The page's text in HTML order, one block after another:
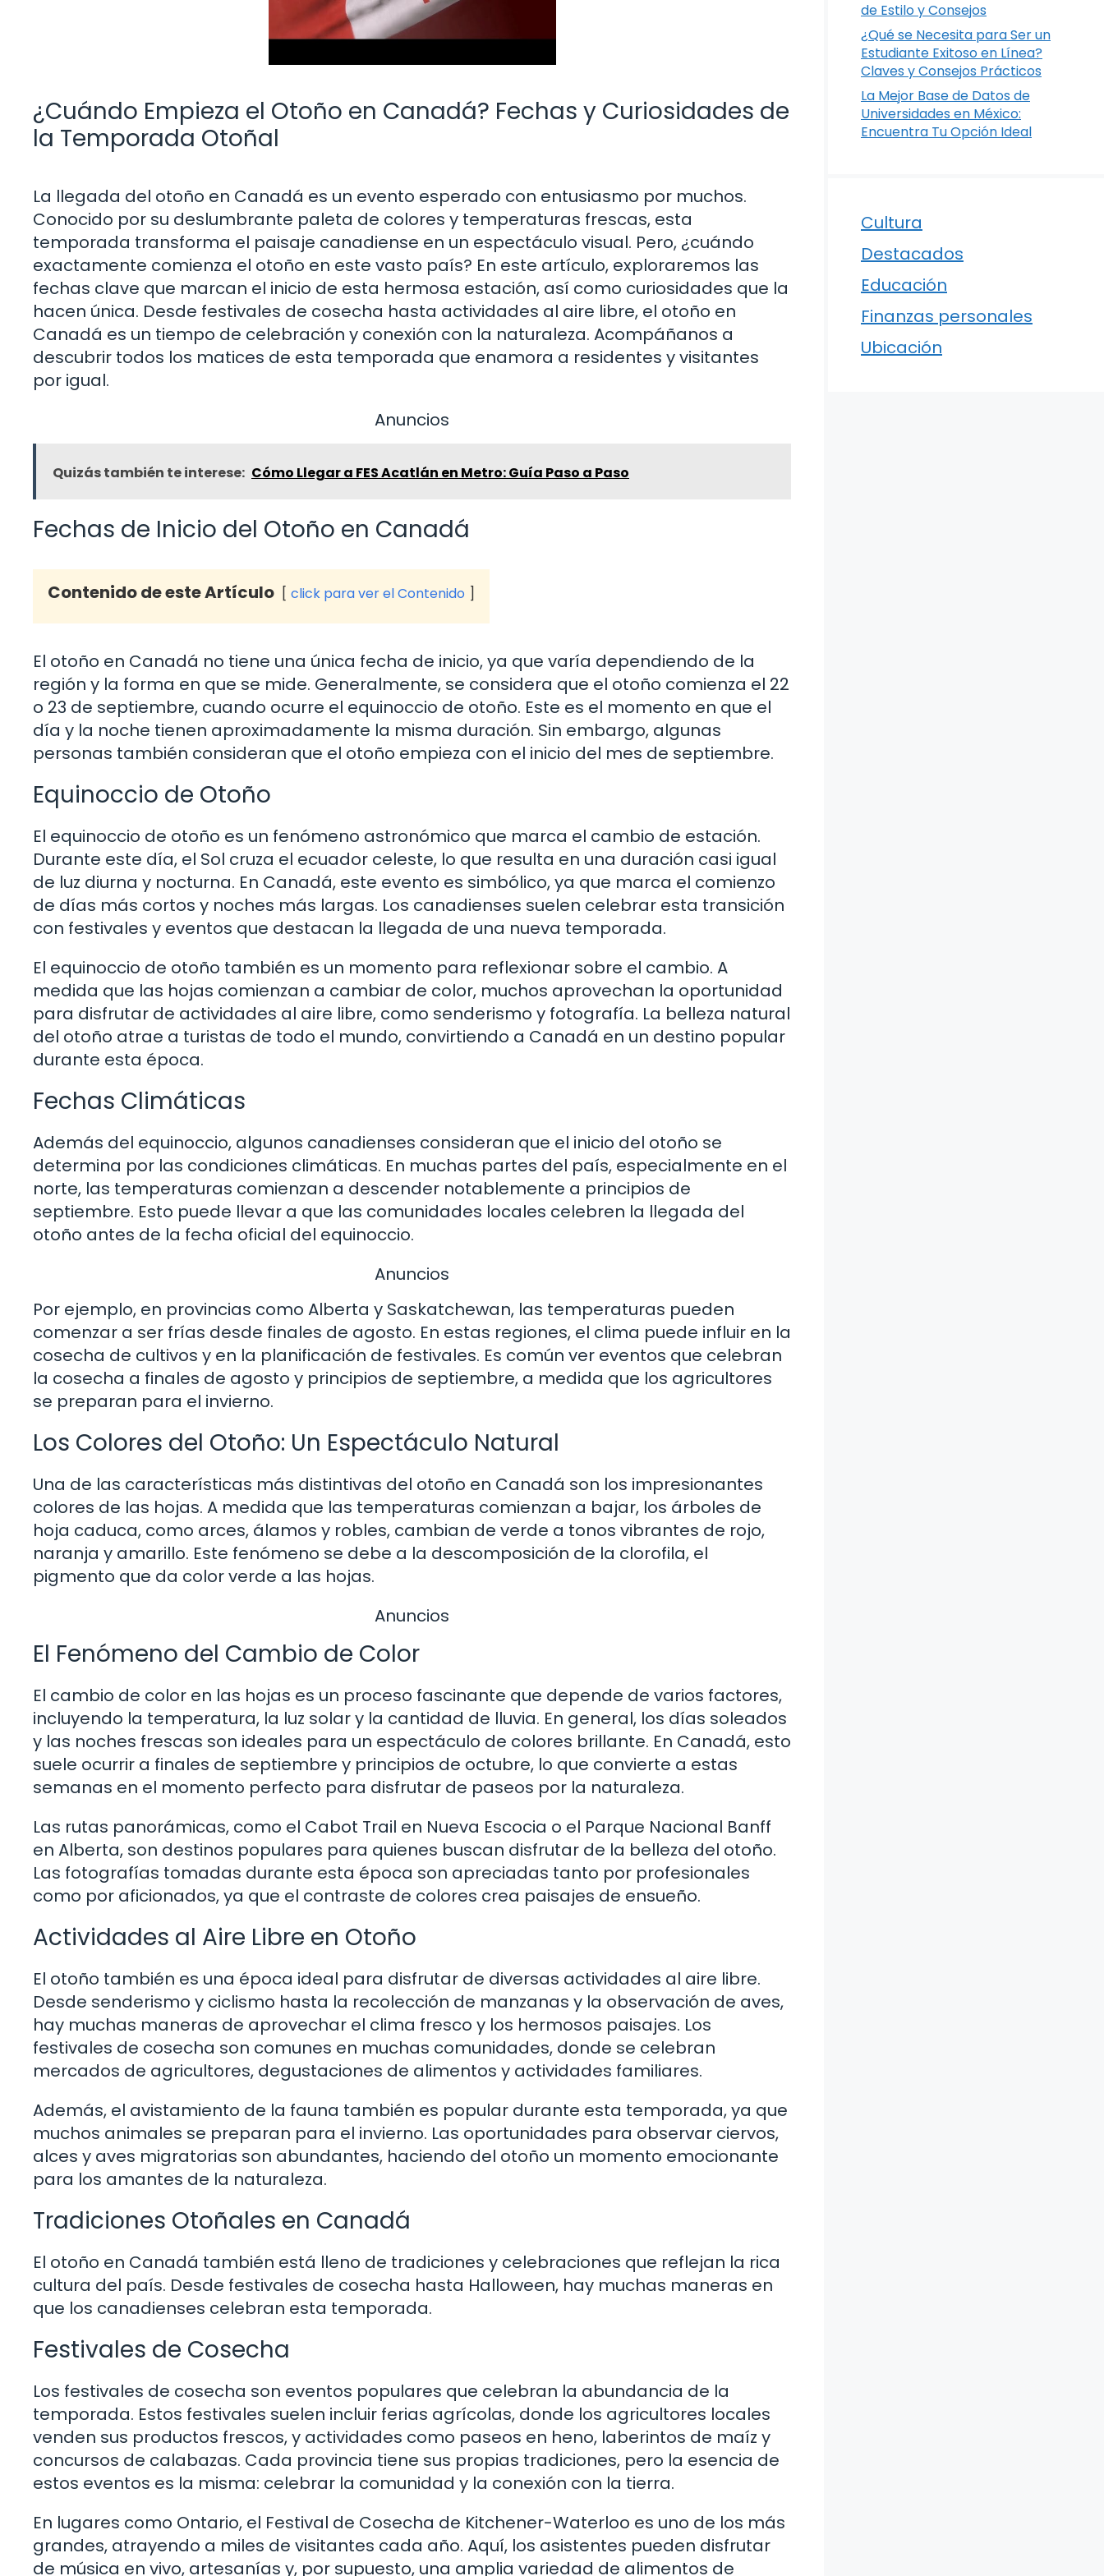
¿Cuándo Empieza el Otoño en Canadá? Fechas y Curiosidades de
la Temporada Otoñal
La llegada del otoño en Canadá es un evento esperado con entusiasmo por muchos.
Conocido por su deslumbrante paleta de colores y temperaturas frescas, esta
temporada transforma el paisaje canadiense en un espectáculo visual. Pero, ¿cuándo
exactamente comienza el otoño en este vasto país? En este artículo, exploraremos las
fechas clave que marcan el inicio de esta hermosa estación, así como curiosidades que la
hacen única. Desde festivales de cosecha hasta actividades al aire libre, el otoño en
Canadá es un tiempo de celebración y conexión con la naturaleza. Acompáñanos a
descubrir todos los matices de esta temporada que enamora a residentes y visitantes
por igual.
Anuncios
Quizás también te interese: Cómo Llegar a FES Acatlán en Metro: Guía Paso a Paso
Fechas de Inicio del Otoño en Canadá
Contenido de este Artículo click para ver el Contenido
El otoño en Canadá no tiene una única fecha de inicio, ya que varía dependiendo de la
región y la forma en que se mide. Generalmente, se considera que el otoño comienza el 22
o 23 de septiembre, cuando ocurre el equinoccio de otoño. Este es el momento en que el
día y la noche tienen aproximadamente la misma duración. Sin embargo, algunas
personas también consideran que el otoño empieza con el inicio del mes de septiembre.
Equinoccio de Otoño
El equinoccio de otoño es un fenómeno astronómico que marca el cambio de estación.
Durante este día, el Sol cruza el ecuador celeste, lo que resulta en una duración casi igual
de luz diurna y nocturna. En Canadá, este evento es simbólico, ya que marca el comienzo
de días más cortos y noches más largas. Los canadienses suelen celebrar esta transición
con festivales y eventos que destacan la llegada de una nueva temporada.
El equinoccio de otoño también es un momento para reflexionar sobre el cambio. A
medida que las hojas comienzan a cambiar de color, muchos aprovechan la oportunidad
para disfrutar de actividades al aire libre, como senderismo y fotografía. La belleza natural
del otoño atrae a turistas de todo el mundo, convirtiendo a Canadá en un destino popular
durante esta época.
Fechas Climáticas
Además del equinoccio, algunos canadienses consideran que el inicio del otoño se
determina por las condiciones climáticas. En muchas partes del país, especialmente en el
norte, las temperaturas comienzan a descender notablemente a principios de
septiembre. Esto puede llevar a que las comunidades locales celebren la llegada del
otoño antes de la fecha oficial del equinoccio.
Anuncios
Por ejemplo, en provincias como Alberta y Saskatchewan, las temperaturas pueden
comenzar a ser frías desde finales de agosto. En estas regiones, el clima puede influir en la
cosecha de cultivos y en la planificación de festivales. Es común ver eventos que celebran
la cosecha a finales de agosto y principios de septiembre, a medida que los agricultores
se preparan para el invierno.
Los Colores del Otoño: Un Espectáculo Natural
Una de las características más distintivas del otoño en Canadá son los impresionantes
colores de las hojas. A medida que las temperaturas comienzan a bajar, los árboles de
hoja caduca, como arces, álamos y robles, cambian de verde a tonos vibrantes de rojo,
naranja y amarillo. Este fenómeno se debe a la descomposición de la clorofila, el
pigmento que da color verde a las hojas.
Anuncios
El Fenómeno del Cambio de Color
El cambio de color en las hojas es un proceso fascinante que depende de varios factores,
incluyendo la temperatura, la luz solar y la cantidad de lluvia. En general, los días soleados
y las noches frescas son ideales para un espectáculo de colores brillante. En Canadá, esto
suele ocurrir a finales de septiembre y principios de octubre, lo que convierte a estas
semanas en el momento perfecto para disfrutar de paseos por la naturaleza.
Las rutas panorámicas, como el Cabot Trail en Nueva Escocia o el Parque Nacional Banff
en Alberta, son destinos populares para quienes buscan disfrutar de la belleza del otoño.
Las fotografías tomadas durante esta época son apreciadas tanto por profesionales
como por aficionados, ya que el contraste de colores crea paisajes de ensueño.
Actividades al Aire Libre en Otoño
El otoño también es una época ideal para disfrutar de diversas actividades al aire libre.
Desde senderismo y ciclismo hasta la recolección de manzanas y la observación de aves,
hay muchas maneras de aprovechar el clima fresco y los hermosos paisajes. Los
festivales de cosecha son comunes en muchas comunidades, donde se celebran
mercados de agricultores, degustaciones de alimentos y actividades familiares.
Además, el avistamiento de la fauna también es popular durante esta temporada, ya que
muchos animales se preparan para el invierno. Las oportunidades para observar ciervos,
alces y aves migratorias son abundantes, haciendo del otoño un momento emocionante
para los amantes de la naturaleza.
Tradiciones Otoñales en Canadá
El otoño en Canadá también está lleno de tradiciones y celebraciones que reflejan la rica
cultura del país. Desde festivales de cosecha hasta Halloween, hay muchas maneras en
que los canadienses celebran esta temporada.
Festivales de Cosecha
Los festivales de cosecha son eventos populares que celebran la abundancia de la
temporada. Estos festivales suelen incluir ferias agrícolas, donde los agricultores locales
venden sus productos frescos, y actividades como paseos en heno, laberintos de maíz y
concursos de calabazas. Cada provincia tiene sus propias tradiciones, pero la esencia de
estos eventos es la misma: celebrar la comunidad y la conexión con la tierra.
En lugares como Ontario, el Festival de Cosecha de Kitchener-Waterloo es uno de los más
grandes, atrayendo a miles de visitantes cada año. Aquí, los asistentes pueden disfrutar
de música en vivo, artesanías y, por supuesto, una amplia variedad de alimentos de
de Estilo y Consejos
¿Qué se Necesita para Ser un
Estudiante Exitoso en Línea?
Claves y Consejos Prácticos
La Mejor Base de Datos de
Universidades en México:
Encuentra Tu Opción Ideal
Cultura
Destacados
Educación
Finanzas personales
Ubicación